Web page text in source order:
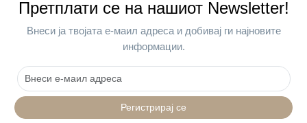
Претплати се на нашиот Newsletter!
Внеси ја твојата е-маил адреса и добивај ги најновите
информации.
Регистрирај се